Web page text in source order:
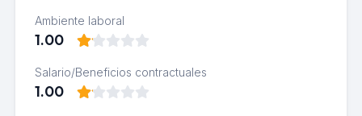
Ambiente laboral
1.00
Salario/Beneficios contractuales
1.00